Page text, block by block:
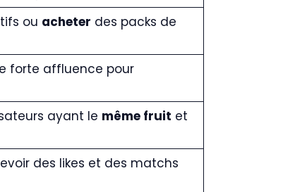
ou acheter des packs de
forte affluence pour
ayant le même fruit et
des likes et des matchs